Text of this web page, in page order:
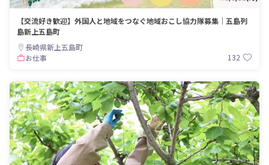
【交流好き歓迎】外国人と地域をつなぐ地域おこし協力隊募集｜五島列
島新上五島町
長崎県新上五島町
お仕事
132